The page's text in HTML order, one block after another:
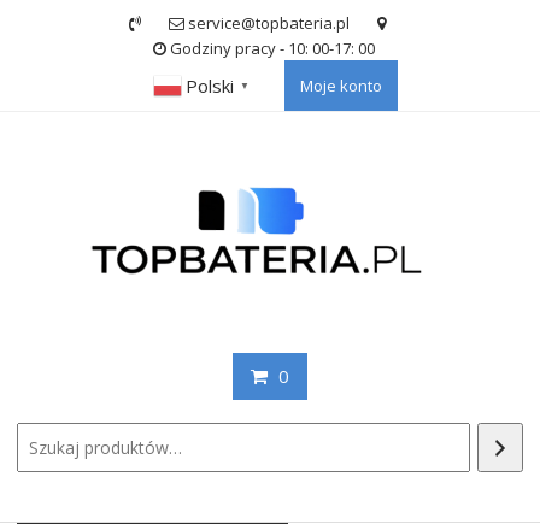
service@topbateria.pl
Godziny pracy - 10: 00-17: 00
Polski ▼ Moje konto
0